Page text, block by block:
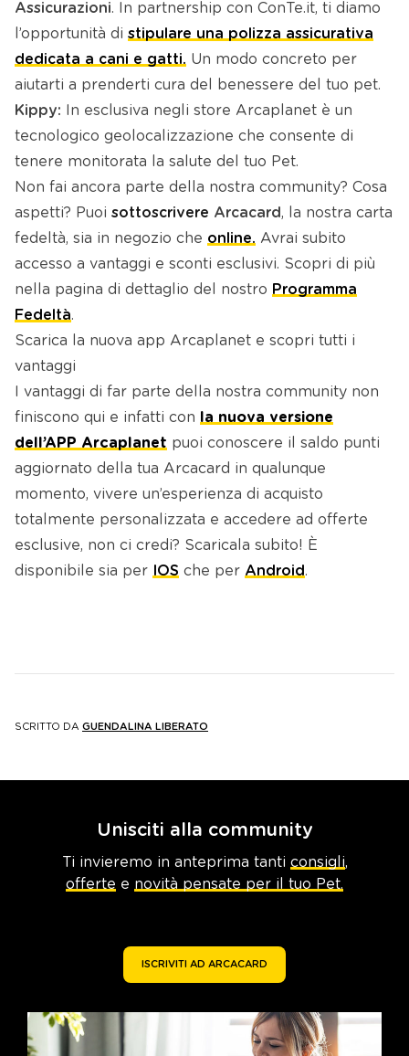
Assicurazioni. In partnership con ConTe.it, ti diamo
l’opportunità di stipulare una polizza assicurativa
dedicata a cani e gatti. Un modo concreto per
aiutarti a prenderti cura del benessere del tuo pet.
Kippy: In esclusiva negli store Arcaplanet è un
tecnologico geolocalizzazione che consente di
tenere monitorata la salute del tuo Pet.
Non fai ancora parte della nostra community? Cosa
aspetti? Puoi sottoscrivere Arcacard , la nostra carta
fedeltà, sia in negozio che online. Avrai subito
accesso a vantaggi e sconti esclusivi. Scopri di più
nella pagina di dettaglio del nostro Programma
Fedeltà.
Scarica la nuova app Arcaplanet e scopri tutti i
vantaggi
I vantaggi di far parte della nostra community non
finiscono qui e infatti con
la nuova versione
dell’APP Arcaplanet puoi conoscere il saldo punti
aggiornato della tua Arcacard in qualunque
momento, vivere un’esperienza di acquisto
totalmente personalizzata e accedere ad offerte
esclusive, non ci credi? Scaricala subito! È
disponibile sia per
IOS che per Android .
SCRITTO DA GUENDALINA LIBERATO
Unisciti alla community
Ti invieremo in anteprima tanti consigli,
offerte e novità pensate per il tuo Pet.
ISCRIVITI AD ARCACARD